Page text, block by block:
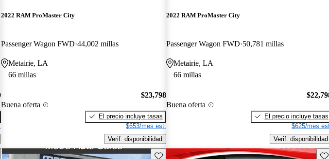
2022 RAM ProMaster City
Passenger Wagon FWD 44,002 millas
Metairie, LA
66 millas
Buena oferta
$23,798
El precio incluye tasas
$653/mes est.
Verif. disponibilidad
2022 RAM ProMaster City
Passenger Wagon FWD 50,781 millas
Metairie, LA
66 millas
Buena oferta
El precio incluye tasas
$625/mes
Verif. disponibilidad
este Aviso Guarda este Aviso